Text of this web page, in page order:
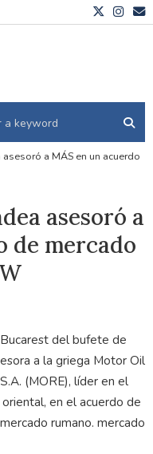
a MÁS en un acuerdo
asesoró a
de mercado
del bufete de
a la griega Motor Oil
(MORE), líder en el
en el acuerdo de
rumano. mercado